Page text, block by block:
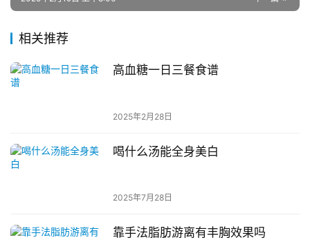
相关推荐
高血糖一日三餐食谱
2025年2月28日
喝什么汤能全身美白
2025年7月28日
靠手法脂肪游离有丰胸效果吗